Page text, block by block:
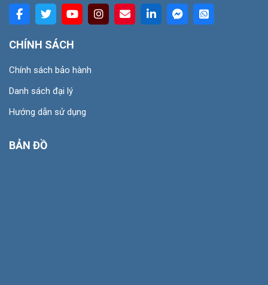
CHÍNH SÁCH
Chính sách bảo hành
Danh sách đại lý
Hướng dẫn sử dụng
BẢN ĐỒ